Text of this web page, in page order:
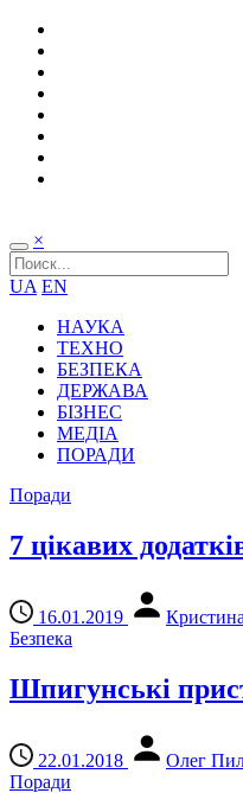
×
UA EN
НАУКА
ТЕХНО
БЕЗПЕКА
ДЕРЖАВА
БІЗНЕС
МЕДІА
ПОРАДИ
Поради
7 цікавих
16.01.2019
Безпека
Шпигунські
22.01.2018
Олег
Поради